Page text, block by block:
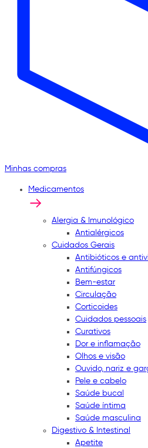
Minhas compras
Medicamentos
Alergia & Imunológico
Antialérgicos
Cuidados Gerais
Antibióticos e
Antifúngicos
Bem-estar
Circulação
Corticoides
Cuidados pessoais
Curativos
Dor e inflamação
Olhos e visão
Ouvido, nariz e
Pele e cabelo
Saúde bucal
Saúde íntima
Saúde masculina
Digestivo & Intestinal
Apetite